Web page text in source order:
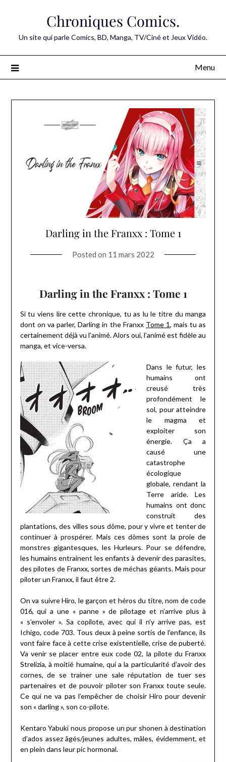
Chroniques Comics.
Un site qui parle Comics, BD, Manga, TV/Ciné et Jeux Vidéo.
Menu
Darling in the Franxx : Tome 1
Posted on 11 mars 2022
Darling in the Franxx : Tome 1
Si tu viens lire cette chronique, tu as lu le titre du manga
dont on va parler, Darling in the Franxx Tome 1, mais tu as
certainement déjà vu l’animé. Alors oui, l’animé est fidèle au
manga, et vice-versa.
Dans le futur, les
humains ont
creusé très
profondément le
sol, pour atteindre
le magma et
exploiter son
énergie. Ça a
causé une
catastrophe
écologique
globale, rendant la
Terre aride. Les
humains ont donc
construit des
plantations, des villes sous dôme, pour y vivre et tenter de
continuer à prospérer. Mais ces dômes sont la proie de
monstres gigantesques, les Hurleurs. Pour se défendre,
les humains entrainent les enfants à devenir des parasites,
des pilotes de Franxx, sortes de méchas géants. Mais pour
piloter un Franxx, il faut être 2.
On va suivre Hiro, le garçon et héros du titre, nom de code
016, qui a une « panne » de pilotage et n’arrive plus à
« s’envoler ». Sa copilote, avec qui il n’y arrive pas, est
Ichigo, code 703. Tous deux à peine sortis de l’enfance, ils
vont faire face à cette crise existentielle, crise de puberté.
Va venir se placer entre eux code 02, la pilote du Franxx
Strelizia, à moitié humaine, qui a la particularité d’avoir des
cornes, de se trainer une sale réputation de tuer ses
partenaires et de pouvoir piloter son Franxx toute seule.
Ce qui ne va pas l’empêcher de choisir Hiro pour devenir
son « darling », son co-pilote.
Kentaro Yabuki nous propose un pur shonen à destination
d’ados assez âgés/jeunes adultes, mâles, évidemment, et
en plein dans leur pic hormonal.